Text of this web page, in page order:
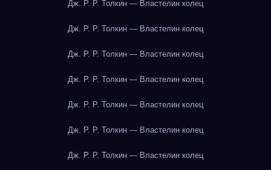
Дж. Р. Р. Толкин — Властелин колец
Дж. Р. Р. Толкин — Властелин колец
Дж. Р. Р. Толкин — Властелин колец
Дж. Р. Р. Толкин — Властелин колец
Дж. Р. Р. Толкин — Властелин колец
Дж. Р. Р. Толкин — Властелин колец
Дж. Р. Р. Толкин — Властелин колец